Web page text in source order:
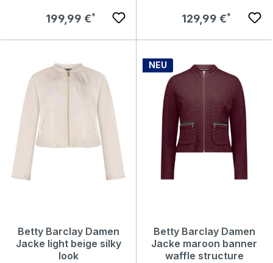
Regulärer Preis:
199,99 € Regulärer Preis:
129,99 €
Betty Barclay Damen
Jacke light beige silky
look
NEU
Betty Barclay Damen
Jacke maroon banner
waffle structure